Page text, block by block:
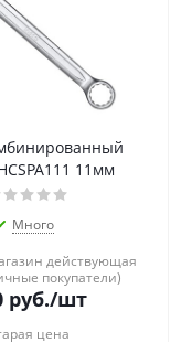
11мм
Много
действующая
покупатели)
руб./шт
цена